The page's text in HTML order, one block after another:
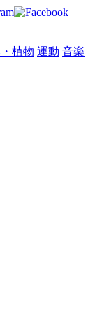
植物 運動 音楽